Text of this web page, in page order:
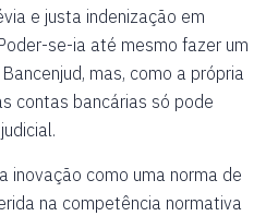
e justa indenização em
se-ia até mesmo fazer um
mas, como a própria
contas bancárias só pode
inovação como uma norma de
na competência normativa